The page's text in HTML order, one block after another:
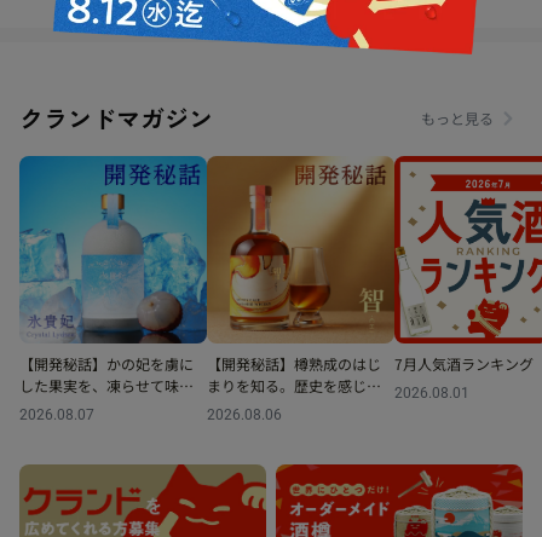
クランドマガジン もっと見る
【開発秘話】かの妃を虜に
した果実を、凍らせて味わ
う。濃密なライチの果実酒
2026.08.07
【開発秘話】樽熟成のはじ
まりを知る。歴史を感じる
シェリー樽ウイスキー
2026.08.06
7月人気酒ランキング
2026.08.01